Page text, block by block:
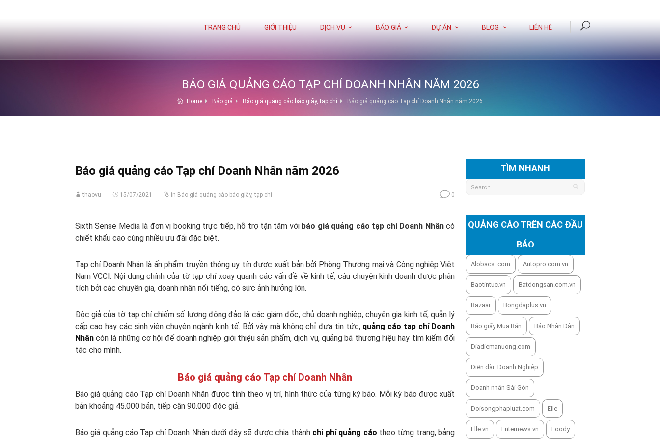
TRANG CHỦ GIỚI THIỆU DỊCH VỤ BÁO GIÁ DỰ ÁN BLOG LIÊN HỆ
BÁO GIÁ QUẢNG CÁO TẠP CHÍ DOANH NHÂN NĂM 2026
Home Báo giá Báo giá quảng cáo báo giấy, tạp chí Báo giá quảng cáo Tạp chí Doanh Nhân năm 2026
Báo giá quảng cáo Tạp chí Doanh Nhân năm 2026
thaovu 15/07/2021 in Báo giá quảng cáo báo giấy, tạp chí 0
Sixth Sense Media là đơn vị booking trực tiếp, hỗ trợ tận tâm với báo giá quảng cáo tạp chí Doanh Nhâncó
chiết khấu cao cùng nhiều ưu đãi đặc biệt.
Tạp chí Doanh Nhân là ấn phẩm truyền thông uy tín được xuất bản bởi Phòng Thương mại và Công nghiệp Việt
Nam VCCI. Nội dung chính của tờ tạp chí xoay quanh các vấn đề về kinh tế, câu chuyện kinh doanh được phân
tích bởi các chuyên gia, doanh nhân nổi tiếng, có sức ảnh hưởng lớn.
Độc giả của tờ tạp chí chiếm số lượng đông đảo là các giám đốc, chủ doanh nghiệp, chuyên gia kinh tế, quản lý
cấp cao hay các sinh viên chuyên ngành kinh tế. Bởi vậy mà không chỉ đưa tin tức, quảng cáo tạp chí Doanh
Nhân còn là những cơ hội để doanh nghiệp giới thiệu sản phẩm, dịch vụ, quảng bá thương hiệu hay tìm kiếm đối
tác cho mình.
Báo giá quảng cáo Tạp chí Doanh Nhân
Báo giá quảng cáo Tạp chí Doanh Nhân được tính theo vị trí, hình thức của từng kỳ báo. Mỗi kỳ báo được xuất
bản khoảng 45.000 bản, tiếp cận 90.000 độc giả.
Báo giá quảng cáo Tạp chí Doanh Nhân dưới đây sẽ được chia thành chi phí quảng cáo theo từng trang, bảng
TÌM NHANH
QUẢNG CÁO TRÊN CÁC ĐẦU
BÁO
Alobacsi.com Autopro.com.vn
Baotintuc.vn Batdongsan.com.vn
Bazaar Bongdaplus.vn
Báo giấy Mua Bán Báo Nhân Dân
Diadiemanuong.com
Diễn đàn Doanh Nghiệp
Doanh nhân Sài Gòn
Doisongphapluat.com Elle
Elle.vn Enternews.vn Foody